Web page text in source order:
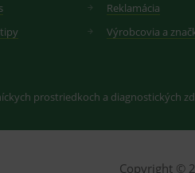
Reklamácia
Výrobcovia a
prostriedkoch a diagnostických
Copyright ©